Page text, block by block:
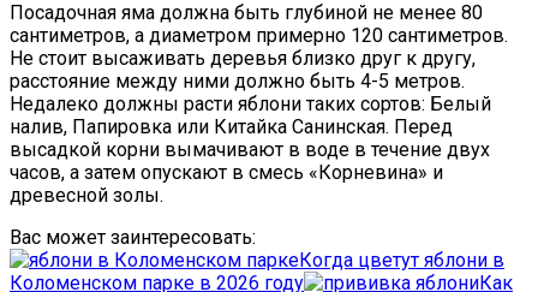
Посадочная яма должна быть глубиной не менее 80
сантиметров, а диаметром примерно 120 сантиметров.
Не стоит высаживать деревья близко друг к другу,
расстояние между ними должно быть 4-5 метров.
Недалеко должны расти яблони таких сортов: Белый
налив, Папировка или Китайка Санинская. Перед
высадкой корни вымачивают в воде в течение двух
часов, а затем опускают в смесь «Корневина» и
древесной золы.
Вас может заинтересовать:
Когда цветут яблони в
Коломенском парке в 2026 году
Как